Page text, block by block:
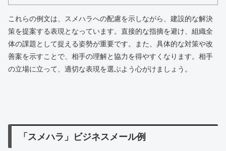
これらの例文は、スメハラへの配慮を示しながら、建設的な解決
策を提案する表現となっています。直接的な指摘を避け、組織全
体の課題として捉える姿勢が重要です。また、具体的な対策や改
善案を示すことで、相手の理解と協力を得やすくなります。相手
の立場に立って、適切な表現を選ぶよう心がけましょう。
「スメハラ」ビジネスメール例